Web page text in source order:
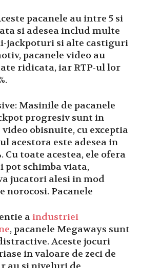
pacanele au intre 5 si
si adesea includ multe
jackpoturi si alte castiguri
pacanele video au
ridicata, iar RTP-ul lor
Masinile de pacanele
progresiv sunt in
obisnuite, cu exceptia
acestora este adesea in
Cu toate acestea, ele ofera
pot schimba viata,
jucatori alesi in mod
norocosi. Pacanele
aindustriei
, pacanele Megaways sunt
Aceste jocuri
in valoare de zeci de